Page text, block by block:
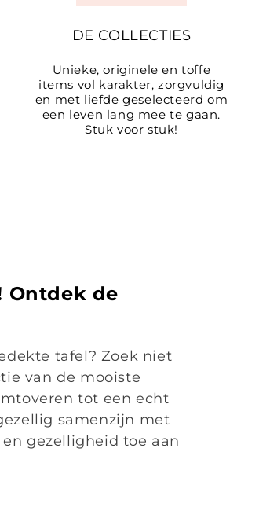
DE COLLECTIES
Unieke, originele en toffe
items vol karakter, zorgvuldig
en met liefde geselecteerd om
een leven lang mee te gaan.
Stuk voor stuk!
Ontdek de
tafel? Zoek niet
van de mooiste
tot een echt
samenzijn met
gezelligheid toe aan